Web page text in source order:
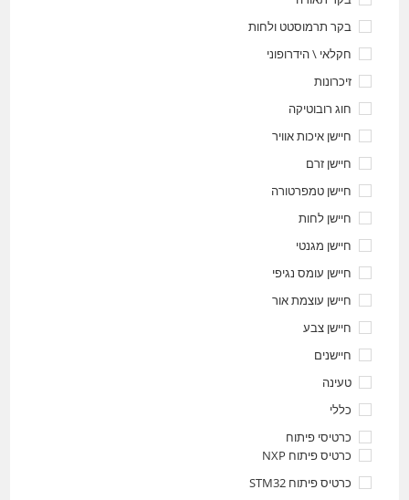
בקר תרמוסטט ולחות
חקלאי \ הידרופוני
זיכרונות
חוג רובוטיקה
חיישן איכות אוויר
חיישן זרם
חיישן טמפרטורה
חיישן לחות
חיישן מגנטי
חיישן עומס נגיפי
חיישן עוצמת אור
חיישן צבע
חיישנים
טעינה
כללי
כרטיסי פיתוח
כרטיס פיתוח NXP
כרטיס פיתוח STM32